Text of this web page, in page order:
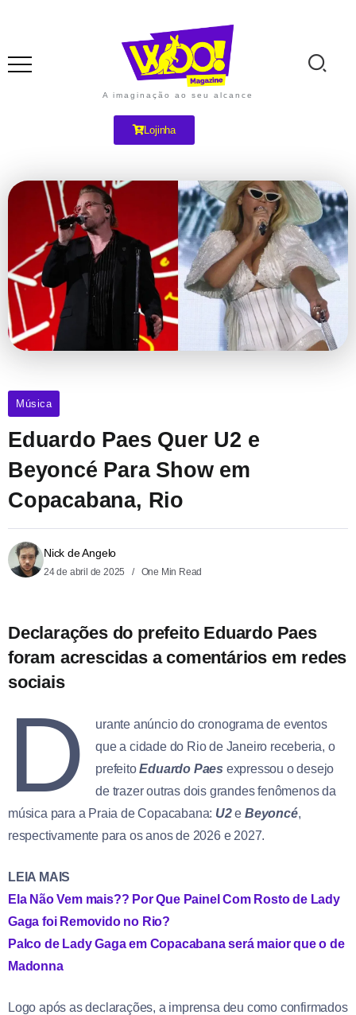
A imaginação ao seu alcance
Lojinha
Música
Eduardo Paes Quer U2 e
Beyoncé Para Show em
Copacabana, Rio
Nick de Angelo
24 de abril de 2025 One Min Read
Declarações do prefeito Eduardo Paes
foram acrescidas a comentários em redes
sociais
D
urante anúncio do cronograma de eventos
que a cidade do Rio de Janeiro receberia, o
prefeitoEduardo Paes expressou o desejo
de trazer outras dois grandes fenômenos da
música para a Praia de Copacabana: U2eBeyoncé,
respectivamente para os anos de 2026 e 2027.
LEIA MAIS
Ela Não Vem mais?? Por Que Painel Com Rosto de Lady
Gaga foi Removido no Rio?
Palco de Lady Gaga em Copacabana será maior que o de
Madonna
Logo após as declarações, a imprensa deu como confirmados